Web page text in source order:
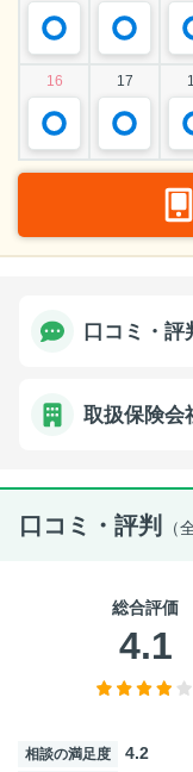
16 17
口コミ・評
取扱保険会
口コミ・評判 （
総合評価
4.1
相談の満足度 4.2